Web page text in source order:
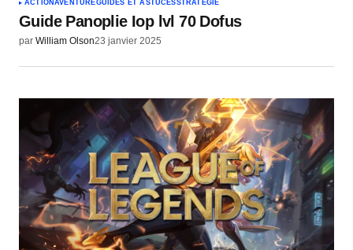
ACTIONAVENTUREGUIDES ET ASTUCESSTRATÉGIE
Guide Panoplie Iop lvl 70 Dofus
par William Olson23 janvier 2025